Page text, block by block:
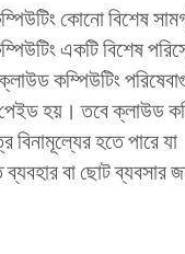
কোনো বিশেষ
একটি বিশেষ
কম্পিউটিং
হয়। তবে ক্লাউড
বিনামূল্যের হতে পারে যা
বা ছোট ব্যবসার